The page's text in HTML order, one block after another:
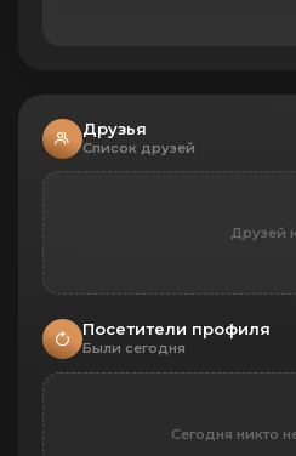
Друзья
Список друзей
Друзей
Посетители профиля
Были сегодня
Сегодня никто